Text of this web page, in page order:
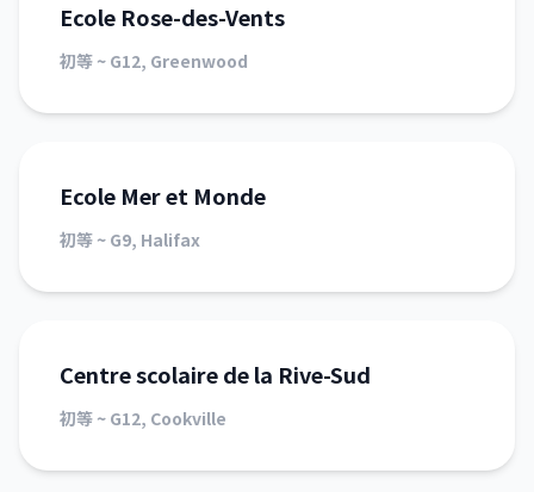
Ecole Rose-des-Vents
初等 ~ G12, Greenwood
Ecole Mer et Monde
初等 ~ G9, Halifax
Centre scolaire de la Rive-Sud
初等 ~ G12, Cookville